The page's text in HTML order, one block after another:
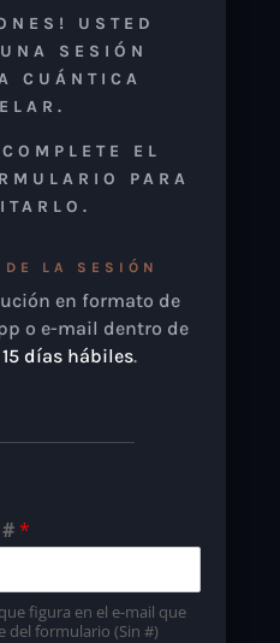
USTED
SESIÓN
CUÁNTICA
EL
PARA
DE LA SESIÓN
en formato de
o e-mail dentro de
15 días hábiles.
*
figura en el e-mail que
del formulario (Sin #)